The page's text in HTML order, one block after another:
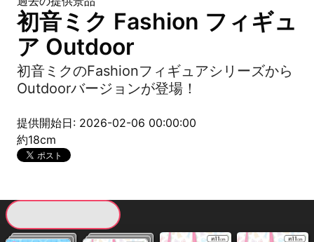
初音ミク Fashion フィギュ
ア Outdoor
初音ミクのFashionフィギュアシリーズから
Outdoorバージョンが登場！
提供開始日: 2026-02-06 00:00:00
約18cm